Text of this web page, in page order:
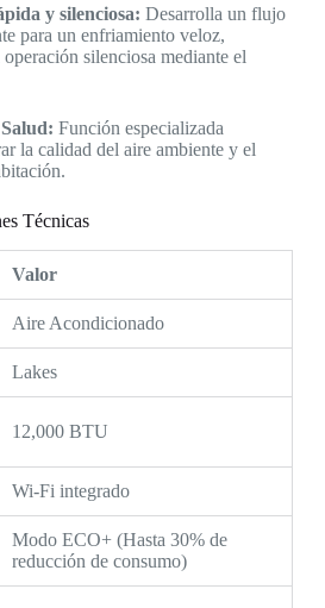
y silenciosa: Desarrolla un flujo
para un enfriamiento veloz,
silenciosa mediante el
Función especializada
la calidad del aire ambiente y el
Técnicas
Valor
Aire Acondicionado
Lakes
12,000 BTU
Wi-Fi integrado
Modo ECO+ (Hasta 30% de
reducción de consumo)